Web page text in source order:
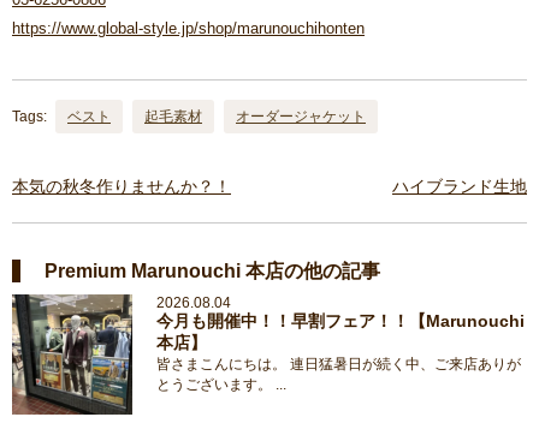
https://www.global-style.jp/shop/marunouchihonten
Tags: ベスト 起毛素材 オーダージャケット
本気の秋冬作りませんか？！ ハイブランド生地
Premium Marunouchi 本店の他の記事
2026.08.04
今月も開催中！！早割フェア！！【Marunouchi
本店】
皆さまこんにちは。 連日猛暑日が続く中、ご来店ありが
とうございます。 ...